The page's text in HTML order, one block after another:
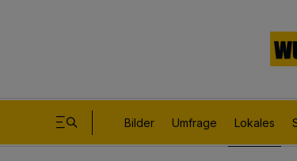
Bilder Umfrage Lokales